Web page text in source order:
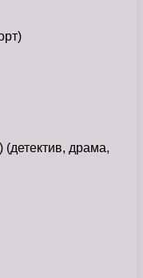
драма,